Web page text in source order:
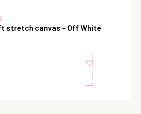
stretch canvas – Off White